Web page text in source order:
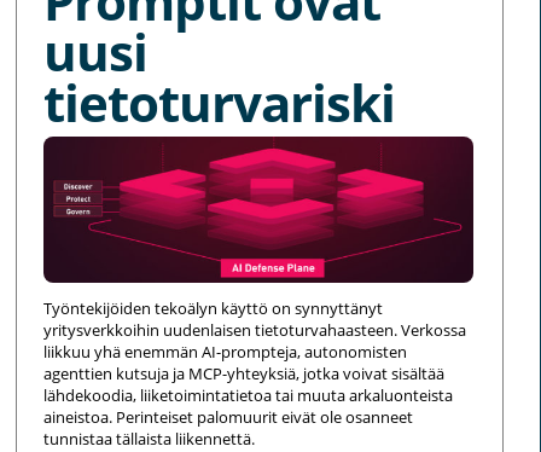
uusi
tietoturvariski
Työntekijöiden tekoälyn käyttö on synnyttänyt
yritysverkkoihin uudenlaisen tietoturvahaasteen. Verkossa
liikkuu yhä enemmän AI-prompteja, autonomisten
agenttien kutsuja ja MCP-yhteyksiä, jotka voivat sisältää
lähdekoodia, liiketoimintatietoa tai muuta arkaluonteista
aineistoa. Perinteiset palomuurit eivät ole osanneet
tunnistaa tällaista liikennettä.